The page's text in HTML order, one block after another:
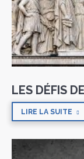
LES DÉFIS
LIRE LA SUITE